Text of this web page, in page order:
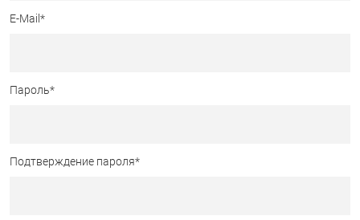
E-Mail *
Пароль*
Подтверждение пароля*